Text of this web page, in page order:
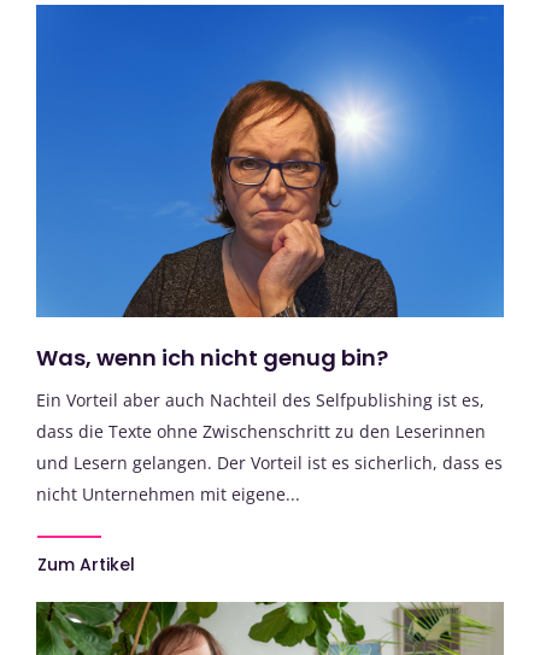
Was, wenn ich nicht genug bin?
Ein Vorteil aber auch Nachteil des Selfpublishing ist es,
dass die Texte ohne Zwischenschritt zu den Leserinnen
und Lesern gelangen. Der Vorteil ist es sicherlich, dass es
nicht Unternehmen mit eigene...
Zum Artikel